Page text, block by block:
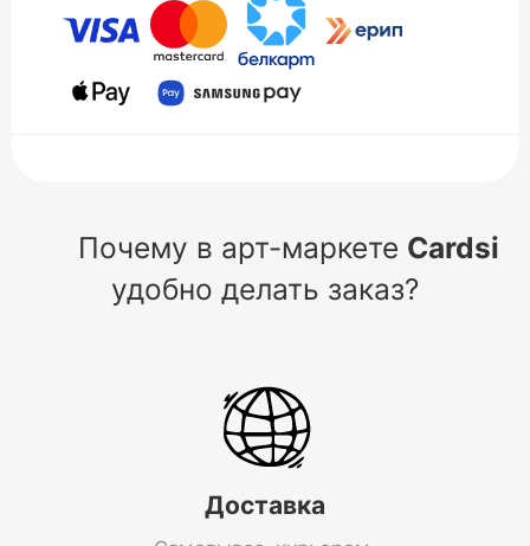
Почему в арт-маркете Cardsi
удобно делать заказ?
Доставка